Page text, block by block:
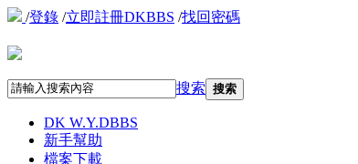
/登錄 /立即註冊DKBBS /找回密碼
搜索 搜索
DK W.Y.DBBS
新手幫助
檔案下載